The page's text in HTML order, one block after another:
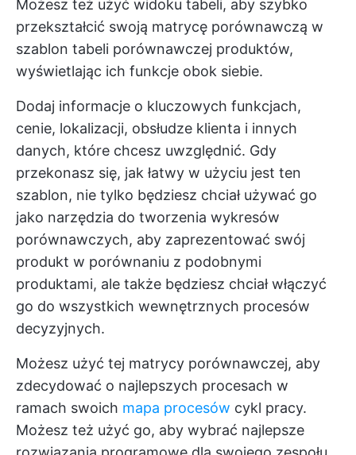
Możesz też użyć widoku tabeli, aby szybko
przekształcić swoją matrycę porównawczą w
szablon tabeli porównawczej produktów,
wyświetlając ich funkcje obok siebie.
Dodaj informacje o kluczowych funkcjach,
cenie, lokalizacji, obsłudze klienta i innych
danych, które chcesz uwzględnić. Gdy
przekonasz się, jak łatwy w użyciu jest ten
szablon, nie tylko będziesz chciał używać go
jako narzędzia do tworzenia wykresów
porównawczych, aby zaprezentować swój
produkt w porównaniu z podobnymi
produktami, ale także będziesz chciał włączyć
go do wszystkich wewnętrznych procesów
decyzyjnych.
Możesz użyć tej matrycy porównawczej, aby
zdecydować o najlepszych procesach w
ramach swoich mapa procesów cykl pracy.
Możesz też użyć go, aby wybrać najlepsze